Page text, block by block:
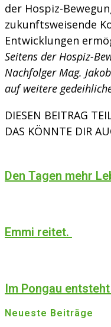
der Hospiz-
zukunftsweisende
Entwicklungen
Seitens der Hospiz-
Nachfolger Mag.
auf weitere
DIESEN BEITRAG
DAS KÖNNTE DIR
Den Tagen mehr
Emmi reitet.
Im Pongau
Neueste Beiträge